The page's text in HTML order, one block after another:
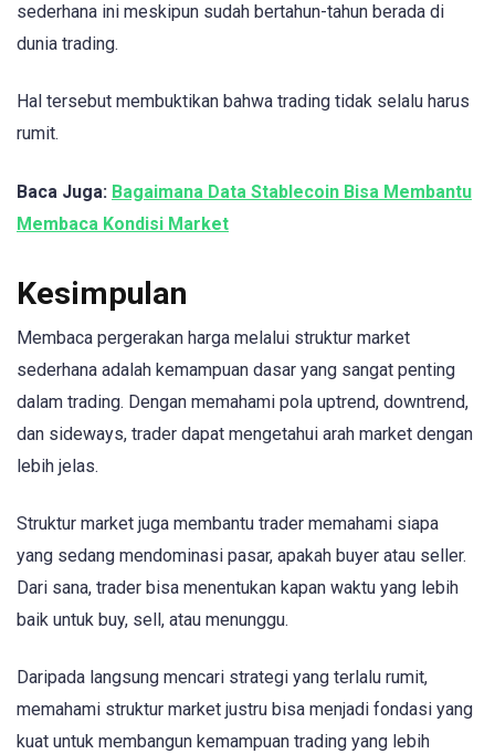
sederhana ini meskipun sudah bertahun-tahun berada di
dunia trading.
Hal tersebut membuktikan bahwa trading tidak selalu harus
rumit.
Baca Juga: Bagaimana Data Stablecoin Bisa Membantu
Membaca Kondisi Market
Kesimpulan
Membaca pergerakan harga melalui struktur market
sederhana adalah kemampuan dasar yang sangat penting
dalam trading. Dengan memahami pola uptrend, downtrend,
dan sideways, trader dapat mengetahui arah market dengan
lebih jelas.
Struktur market juga membantu trader memahami siapa
yang sedang mendominasi pasar, apakah buyer atau seller.
Dari sana, trader bisa menentukan kapan waktu yang lebih
baik untuk buy, sell, atau menunggu.
Daripada langsung mencari strategi yang terlalu rumit,
memahami struktur market justru bisa menjadi fondasi yang
kuat untuk membangun kemampuan trading yang lebih